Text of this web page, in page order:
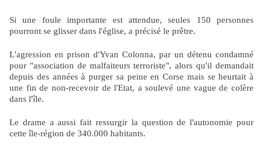
Si une foule importante est attendue, seules 150 personnes
pourront se glisser dans l'église, a précisé le prêtre.
L'agression en prison d'Yvan Colonna, par un détenu condamné
pour "association de malfaiteurs terroriste", alors qu'il demandait
depuis des années à purger sa peine en Corse mais se heurtait à
une fin de non-recevoir de l'Etat, a soulevé une vague de colère
dans l'île.
Le drame a aussi fait ressurgir la question de l'autonomie pour
cette île-région de 340.000 habitants.